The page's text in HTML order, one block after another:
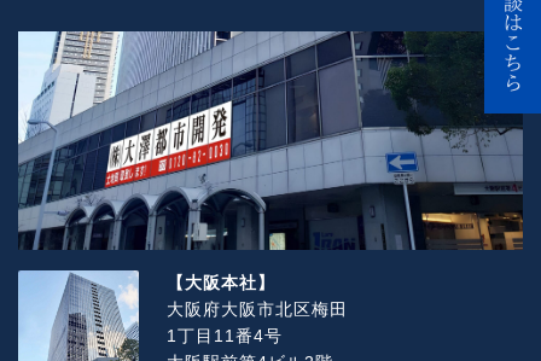
【大阪本社】
大阪府大阪市北区梅田
1丁目11番4号